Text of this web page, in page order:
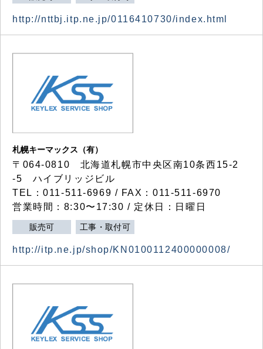
http://nttbj.itp.ne.jp/0116410730/index.html
札幌キーマックス（有）
〒064-0810 北海道札幌市中央区南10条西15-2
-5 ハイブリッジビル
TEL：011-511-6969 / FAX：011-511-6970
営業時間：8:30〜17:30 / 定休日：日曜日
販売可 工事・取付可
http://itp.ne.jp/shop/KN0100112400000008/